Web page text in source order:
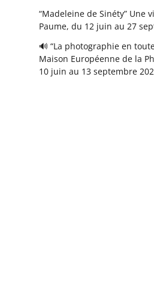
“Madeleine de Sinéty” Une
Paume, du 12 juin au 27
🔊 “La photographie en
Maison Européenne de la
10 juin au 13 septembre